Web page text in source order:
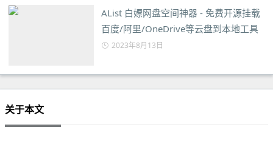
AList 白嫖网盘空间神器 - 免费开源挂载
百度/阿里/OneDrive等云盘到本地工具
2023年8月13日
关于本文